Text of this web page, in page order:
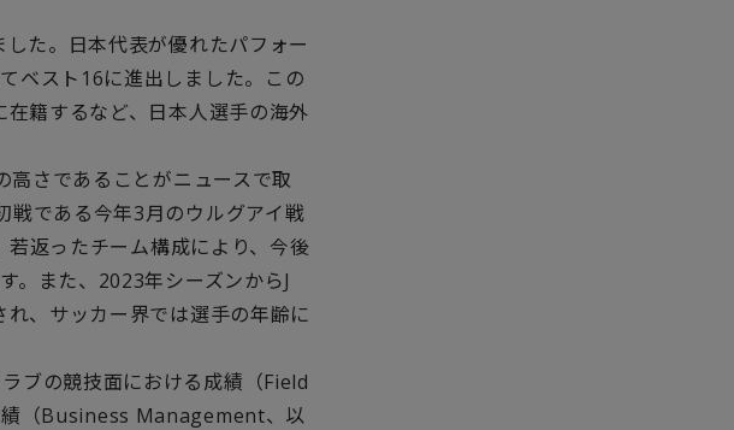
た。日本代表が優れたパフォー
ベスト 16に進出しました。この
在籍するなど、日本人選手の海外
高さであることがニュースで取
戦である今年3月のウルグアイ戦
若返ったチーム構成により、今後
。また、 2023年シーズンからJ
、サッカー界では選手の年齢に
ブの競技面における成績（Field
（Business Management、以